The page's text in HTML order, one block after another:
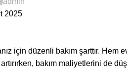
2025
için düzenli bakım şarttır. Hem
bakım maliyetlerini de